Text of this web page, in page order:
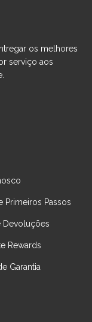
os melhores
serviço aos
Primeiros Passos
Devoluções
Rewards
Garantia